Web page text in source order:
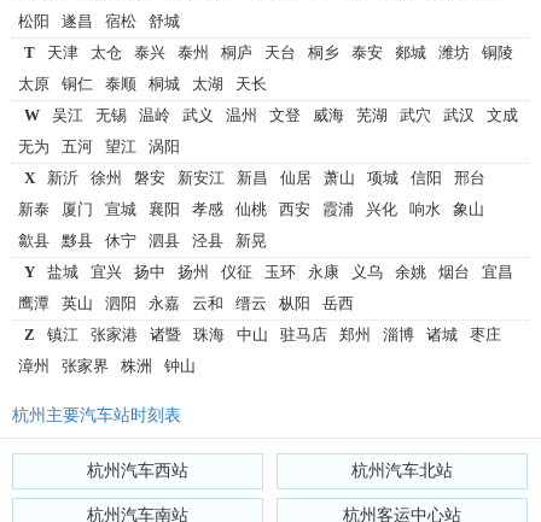
松阳
遂昌 宿松
舒城
T
天津 太仓 泰兴 泰州 桐庐 天台 桐乡 泰安 郯城 潍坊
铜陵
太原
铜仁 泰顺 桐城 太湖
天长
W
吴江 无锡 温岭 武义 温州 文登 威海 芜湖 武穴 武汉
文成
无为
五河 望江
涡阳
X
新沂 徐州 磐安 新安江 新昌 仙居 萧山 项城 信阳
邢台
新泰
厦门 宣城 襄阳 孝感 仙桃 西安 霞浦 兴化 响水
象山
歙县
黟县 休宁 泗县 泾县
新晃
Y
盐城 宜兴 扬中 扬州 仪征 玉环 永康 义乌 余姚 烟台
宜昌
鹰潭
英山 泗阳 永嘉 云和 缙云 枞阳
岳西
Z
镇江 张家港 诸暨 珠海 中山 驻马店 郑州 淄博 诸城
枣庄
漳州
张家界 株洲 钟山
杭州主要汽车站时刻表
杭州汽车西站 杭州汽车北站
杭州汽车南站 杭州客运中心站